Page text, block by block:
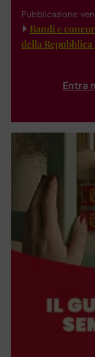
Pubblicazione:
Bandi e
della
Entra